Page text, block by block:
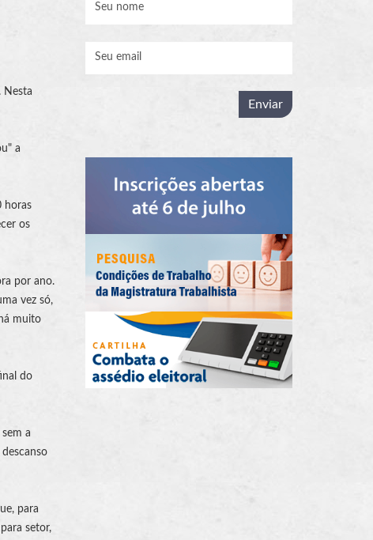
Nesta
a
horas
os
por ano.
vez só,
muito
do
a
para
setor,